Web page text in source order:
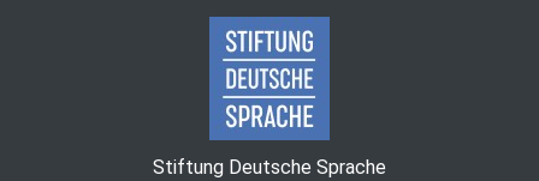
Stiftung Deutsche Sprache